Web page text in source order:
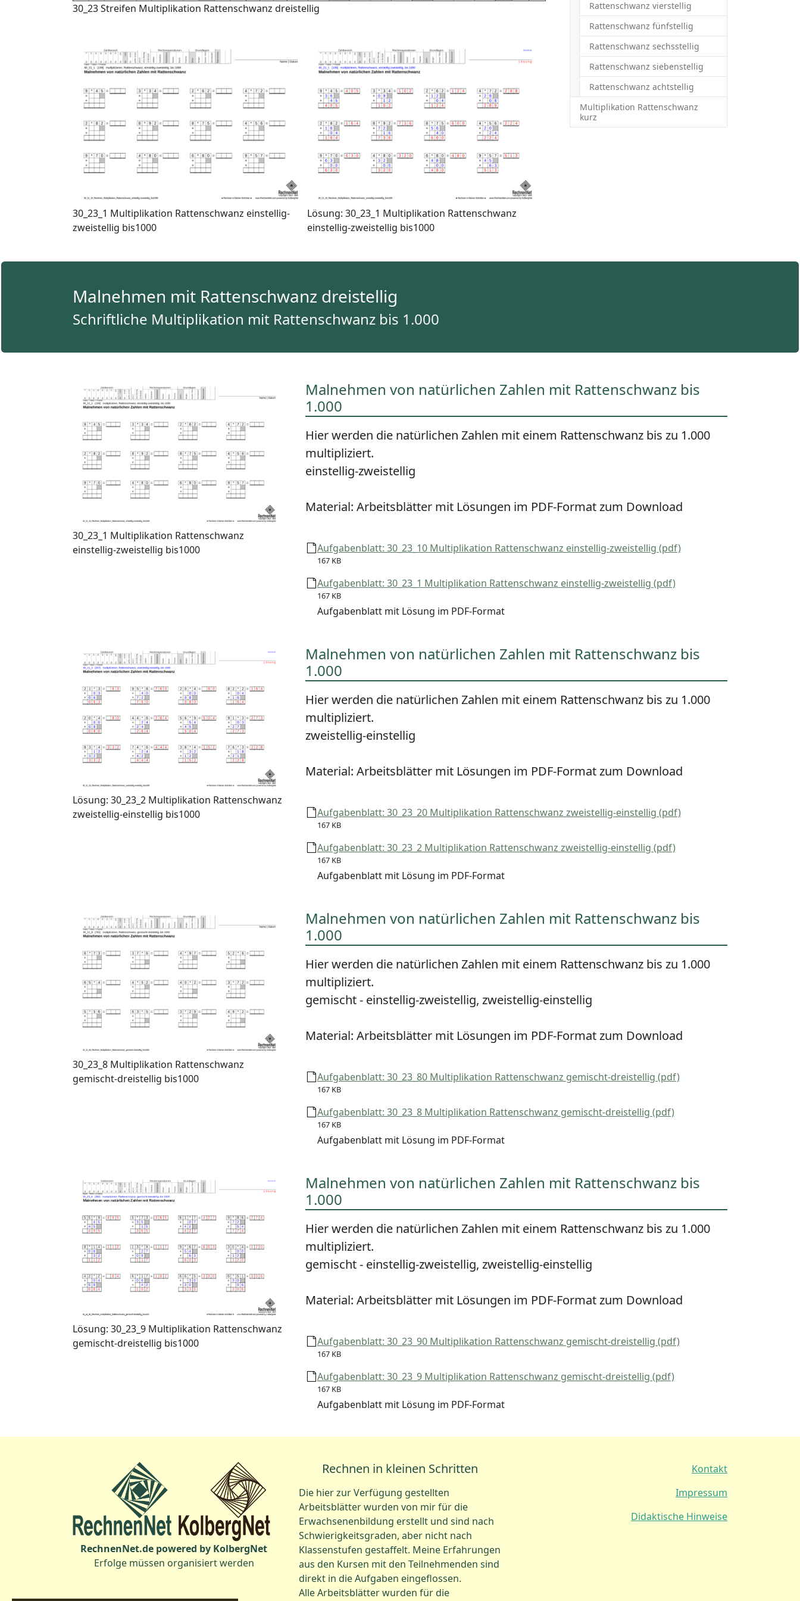
30_23 Streifen Multiplikation Rattenschwanz dreistellig
30_23_1 Multiplikation Rattenschwanz einstellig-
zweistellig bis1000
Lösung: 30_23_1 Multiplikation Rattenschwanz
einstellig-zweistellig bis1000
Rattenschwanz vierstellig
Rattenschwanz fünfstellig
Rattenschwanz sechsstellig
Rattenschwanz siebenstellig
Rattenschwanz achtstellig
Multiplikation Rattenschwanz
kurz
Malnehmen mit Rattenschwanz dreistellig
Schriftliche Multiplikation mit Rattenschwanz bis 1.000
30_23_1 Multiplikation Rattenschwanz
einstellig-zweistellig bis1000
Malnehmen von natürlichen Zahlen mit Rattenschwanz bis
1.000
Hier werden die natürlichen Zahlen mit einem Rattenschwanz bis zu 1.000
multipliziert.
einstellig-zweistellig
Material: Arbeitsblätter mit Lösungen im PDF-Format zum Download
Aufgabenblatt: 30_23_10 Multiplikation Rattenschwanz einstellig-zweistellig (pdf)
167 KB
Aufgabenblatt: 30_23_1 Multiplikation Rattenschwanz einstellig-zweistellig (pdf)
167 KB
Aufgabenblatt mit Lösung im PDF-Format
Lösung: 30_23_2 Multiplikation Rattenschwanz
zweistellig-einstellig bis1000
Malnehmen von natürlichen Zahlen mit Rattenschwanz bis
1.000
Hier werden die natürlichen Zahlen mit einem Rattenschwanz bis zu 1.000
multipliziert.
zweistellig-einstellig
Material: Arbeitsblätter mit Lösungen im PDF-Format zum Download
Aufgabenblatt: 30_23_20 Multiplikation Rattenschwanz zweistellig-einstellig (pdf)
167 KB
Aufgabenblatt: 30_23_2 Multiplikation Rattenschwanz zweistellig-einstellig (pdf)
167 KB
Aufgabenblatt mit Lösung im PDF-Format
30_23_8 Multiplikation Rattenschwanz
gemischt-dreistellig bis1000
Malnehmen von natürlichen Zahlen mit Rattenschwanz bis
1.000
Hier werden die natürlichen Zahlen mit einem Rattenschwanz bis zu 1.000
multipliziert.
gemischt - einstellig-zweistellig, zweistellig-einstellig
Material: Arbeitsblätter mit Lösungen im PDF-Format zum Download
Aufgabenblatt: 30_23_80 Multiplikation Rattenschwanz gemischt-dreistellig (pdf)
167 KB
Aufgabenblatt: 30_23_8 Multiplikation Rattenschwanz gemischt-dreistellig (pdf)
167 KB
Aufgabenblatt mit Lösung im PDF-Format
Lösung: 30_23_9 Multiplikation Rattenschwanz
gemischt-dreistellig bis1000
Malnehmen von natürlichen Zahlen mit Rattenschwanz bis
1.000
Hier werden die natürlichen Zahlen mit einem Rattenschwanz bis zu 1.000
multipliziert.
gemischt - einstellig-zweistellig, zweistellig-einstellig
Material: Arbeitsblätter mit Lösungen im PDF-Format zum Download
Aufgabenblatt: 30_23_90 Multiplikation Rattenschwanz gemischt-dreistellig (pdf)
167 KB
Aufgabenblatt: 30_23_9 Multiplikation Rattenschwanz gemischt-dreistellig (pdf)
167 KB
Aufgabenblatt mit Lösung im PDF-Format
RechnenNet.de powered by KolbergNet
Erfolge müssen organisiert werden
Rechnen in kleinen Schritten
Die hier zur Verfügung gestellten
Arbeitsblätter wurden von mir für die
Erwachsenenbildung erstellt und sind nach
Schwierigkeitsgraden, aber nicht nach
Klassenstufen gestaffelt. Meine Erfahrungen
aus den Kursen mit den Teilnehmenden sind
direkt in die Aufgaben eingeflossen.
Alle Arbeitsblätter wurden für die
Kontakt
Impressum
Didaktische Hinweise